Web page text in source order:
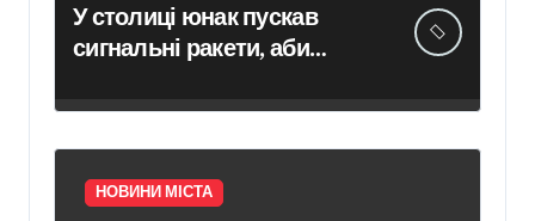
У столиці юнак пускав
сигнальні ракети, аби
дівчат: тепер йому
НОВИНИ МІСТА